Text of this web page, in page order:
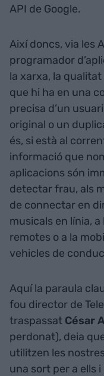
API de Google.
Així doncs, via les
programador
la xarxa, la
que hi ha en una
precisa d’un
original o un
és, si està al
informació que
aplicacions són
detectar frau, als
de connectar en
musicals en línia,
remotes o a la
vehicles de
Aquí la paraula
fou director de
traspassat César
perdonat), deia
utilitzen les
una sort per a ells